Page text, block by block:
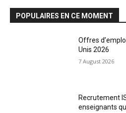
POPULAIRES EN CE MOMENT
Offres
Unis 2026
7 August 2026
Recrutement
enseignants